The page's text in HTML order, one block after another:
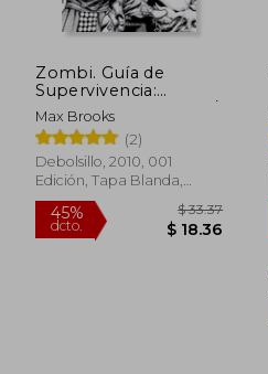
Zombi. Guía de
Supervivencia:
Ataques Registrados /
The Zombie Survival
Guide: Recorded
Attacks
Max Brooks
(2)
Debolsillo, 2010, 001
Edición, Tapa Blanda,
Nuevo